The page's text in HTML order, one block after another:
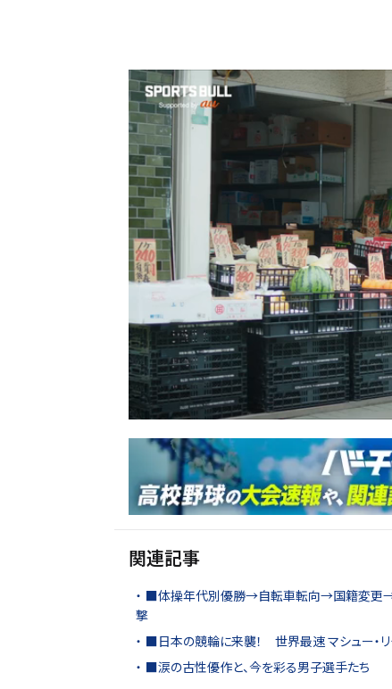
関連記事
■体操年代別優勝→自転車転向→国籍変更→
撃
■日本の競輪に来襲！ 世界最速 マシュー・リ
■涙の古性優作と、今を彩る男子選手たち